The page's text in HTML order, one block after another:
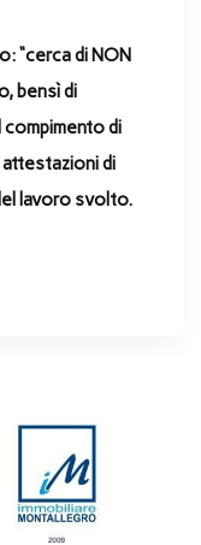
“cerca di NON
bensì di
compimento di
di
lavoro svolto.